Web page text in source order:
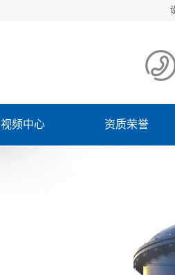
视频中心 资质荣誉